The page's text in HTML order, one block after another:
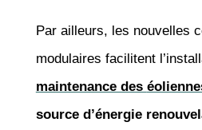
Par ailleurs, les nouvelles
modulaires facilitent
maintenance des
source d’énergie